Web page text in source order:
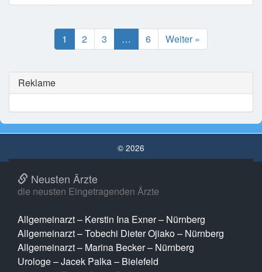
1 2 3 … 6 Weiter »
Reklame
© 2026
Neusten Ärzte
die neusten Eingetragenden Ärzte
Allgemeinarzt – Kerstin Ina Exner – Nürnberg
Allgemeinarzt – Tobechi Dieter Ojiako – Nürnberg
Allgemeinarzt – Marina Becker – Nürnberg
Urologe – Jacek Palka – Bielefeld